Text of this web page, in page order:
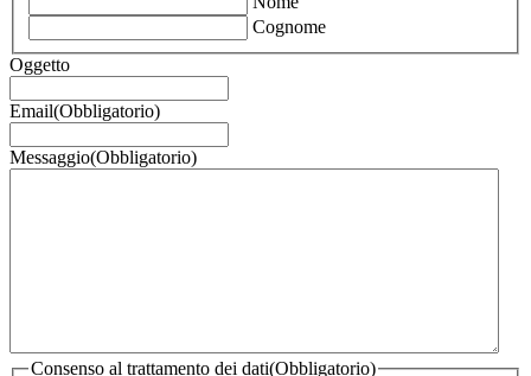
Cognome
Oggetto
Email(Obbligatorio)
Messaggio(Obbligatorio)
Consenso al trattamento dei dati(Obbligatorio)